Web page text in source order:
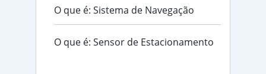
O que é: Sistema de Navegação
O que é: Sensor de Estacionamento